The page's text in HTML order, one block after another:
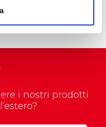
i nostri prodotti